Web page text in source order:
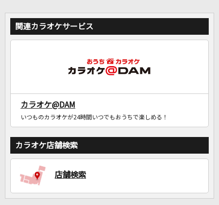
関連カラオケサービス
カラオケ@DAM
いつものカラオケが24時間いつでもおうちで楽しめる！
カラオケ店舗検索
店舗検索